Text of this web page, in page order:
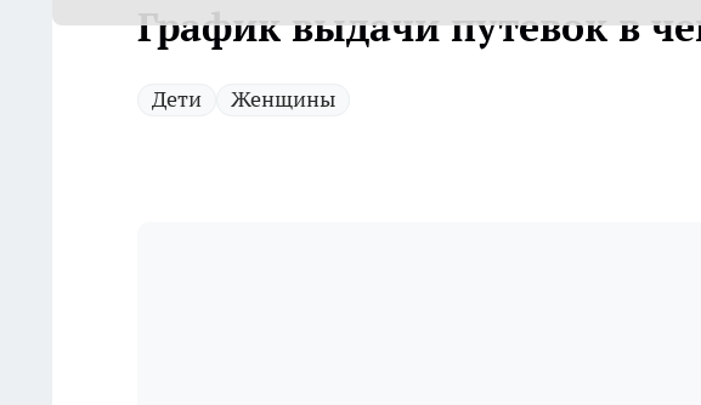
График выдачи путевок в
Дети Женщины